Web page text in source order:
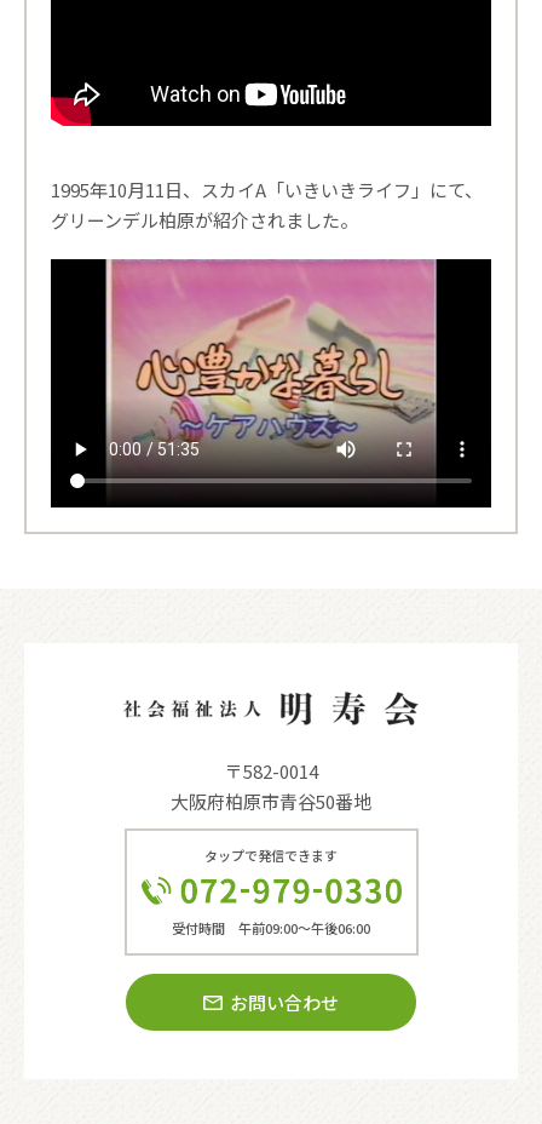
1995年10月11日、スカイA「いきいきライフ」にて、
グリーンデル柏原が紹介されました。
〒582-0014
大阪府柏原市青谷50番地
タップで発信できます
受付時間 午前09:00〜午後06:00
お問い合わせ